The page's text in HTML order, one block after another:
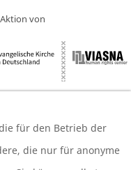
von
für den Betrieb der
die nur für anonyme